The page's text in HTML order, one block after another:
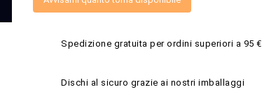
Spedizione gratuita per ordini superiori a 95 €
Dischi al sicuro grazie ai nostri imballaggi